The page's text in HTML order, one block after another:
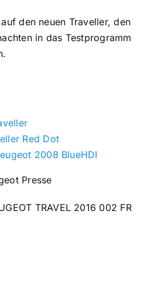
den neuen Traveller, den
in das Testprogramm
Red Dot
2008 BlueHDI
Presse